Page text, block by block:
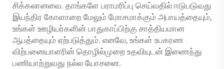
சிக்கலானவை. தாங்களே பராமரிப்பு செய்வதில் ஈடுபடுவது
இயந்திர கோளாறை மேலும் மோசமாக்கும் அபாயத்தையும்,
உங்கள் ஊழியர்களின் பாதுகாப்பிற்கு சாத்தியமான
ஆபத்தையும் ஏற்படுத்தும். எனவே, உங்கள் உபகரண
விற்பனையாளரின் தொழில்முறை உதவியுடன் இணைந்து
பணியாற்றுவது நல்ல யோசனை.